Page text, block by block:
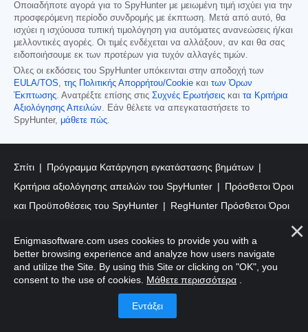
Οποιαδήποτε αγορά για το SpyHunter με μειωμένη τιμή ισχύει για την
προσφερόμενη περίοδο συνδρομής με έκπτωση. Μετά από αυτό, θα
ισχύει η ισχύουσα τυπική τιμολόγηση για αυτόματες ανανεώσεις ή/και
μελλοντικές αγορές. Οι τιμές ενδέχεται να αλλάξουν, αν και θα σας
ειδοποιήσουμε εκ των προτέρων για τυχόν αλλαγές τιμών.
Όλες οι εκδόσεις του SpyHunter υπόκεινται στην αποδοχή των
EULA/TOS, της Πολιτικής Απορρήτου/Cookie και των Όρων
Έκπτωσης. Ανατρέξτε επίσης στις Συχνές Ερωτήσεις και τα Κριτήρια
Αξιολόγησης Απειλών. Εάν θέλετε να απεγκαταστήσετε το
SpyHunter, μάθετε πώς.
Σπίτι
Πρόγραμμα Κατάργηση εγκατάστασης βημάτων
Κριτήρια αξιολόγησης απειλών του SpyHunter
Πρόσθετοι Όροι
και Προϋποθέσεις του SpyHunter
RegHunter Πρόσθετοι Όροι
Έδρα: 1 οδός Κάστρου, 3ος όροφος, Δουβλίνο 2 D02XD82
Ιρλανδία.
EnigmaSoft Limited, Ιδιωτική Εταιρεία Λίμιτεδ με μετοχές,
Αριθμός Μητρώου Εταιρείας 597114.
Enigmasoftware.com uses cookies to provide you with a
better browsing experience and analyze how users navigate
and utilize the Site. By using this Site or clicking on "OK", you
consent to the use of cookies. Μάθετε περισσότερα